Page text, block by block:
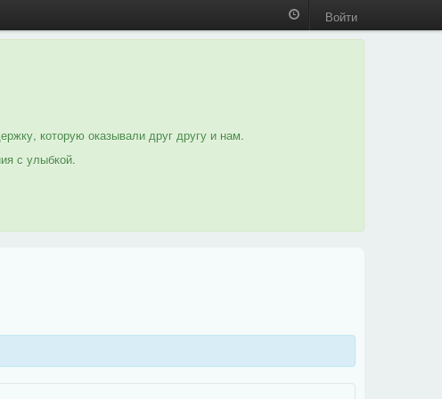
Войти
которую оказывали друг другу и нам.
с улыбкой.